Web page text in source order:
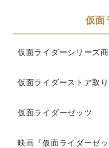
仮面
仮面ライダーシリーズ
仮面ライダーストア取
仮面ライダーゼッツ
映画『仮面ライダーゼ